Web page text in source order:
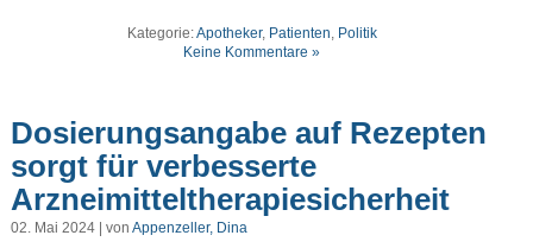
Kategorie:Apotheker, Patienten, Politik
Keine Kommentare »
Dosierungsangabe auf Rezepten
sorgt für verbesserte
Arzneimitteltherapiesicherheit
02. Mai 2024 | von Appenzeller, Dina